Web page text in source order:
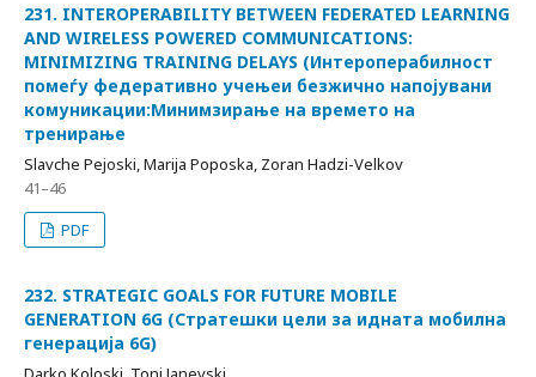
231. INTEROPERABILITY BETWEEN FEDERATED LEARNING
AND WIRELESS POWERED COMMUNICATIONS:
MINIMIZING TRAINING DELAYS (Интероперабилност
помеѓу федеративно учењеи безжично напојувани
комуникации:Минимзирање на времето на
тренирање
Slavche Pejoski, Marija Poposka, Zoran Hadzi-Velkov
41–46
PDF
232. STRATEGIC GOALS FOR FUTURE MOBILE
GENERATION 6G (Стратешки цели за идната мобилна
генерација 6G)